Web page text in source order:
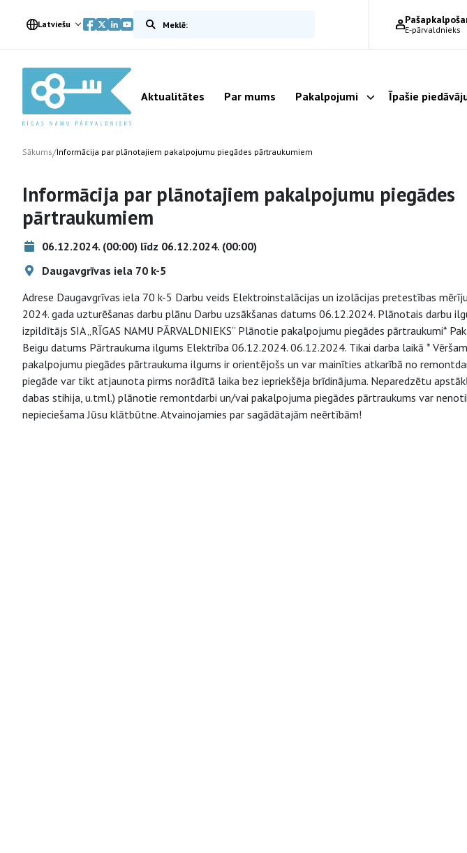
Latviešu Meklēt vietnē
E-pārvaldnieks
Aktualitātes Par mums Pakalpojumi Parādīt apakšizvēlni
Īpašie
Sākums/Informācija par plānotajiem pakalpojumu piegādes pārtraukumiem
Informācija par plānotajiem pakalpojumu piegādes
pārtraukumiem
06.12.2024. (00:00) līdz 06.12.2024. (00:00)
Daugavgrīvas iela 70 k-5
Adrese Daugavgrīvas iela 70 k-5 Darbu veids Elektroinstalācijas un izolācijas pretestības
2024. gada uzturēšanas darbu plānu Darbu uzsākšanas datums 06.12.2024. Plānotais darbu
izpildītājs SIA „RĪGAS NAMU PĀRVALDNIEKS” Plānotie pakalpojumu piegādes pārtraukumi*
Beigu datums Pārtraukuma ilgums Elektrība 06.12.2024. 06.12.2024. Tikai darba laikā *
pakalpojumu piegādes pārtraukuma ilgums ir orientējošs un var mainīties atkarībā no
piegāde var tikt atjaunota pirms norādītā laika bez iepriekšēja brīdinājuma. Neparedzētu
dabas stihija, u.tml.) plānotie remontdarbi un/vai pakalpojuma piegādes pārtraukums var
nepieciešama Jūsu klātbūtne. Atvainojamies par sagādātajām neērtībām!